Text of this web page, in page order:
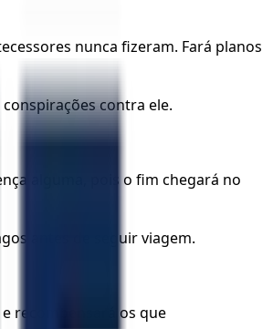
nunca fizeram. Fará planos
contra ele.
alguma, pois o fim chegará no
antes de seguir viagem.
recompensará os que